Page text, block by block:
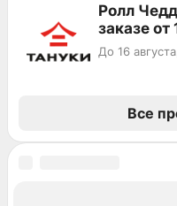
Ролл
заказе от
До 16
Все